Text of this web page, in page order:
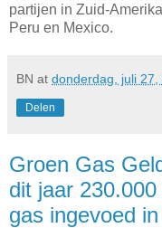
partijen in Zuid-
Peru en Mexico.
BN at donderdag, juli 27,
Delen
Groen Gas
dit jaar
gas ingevoed